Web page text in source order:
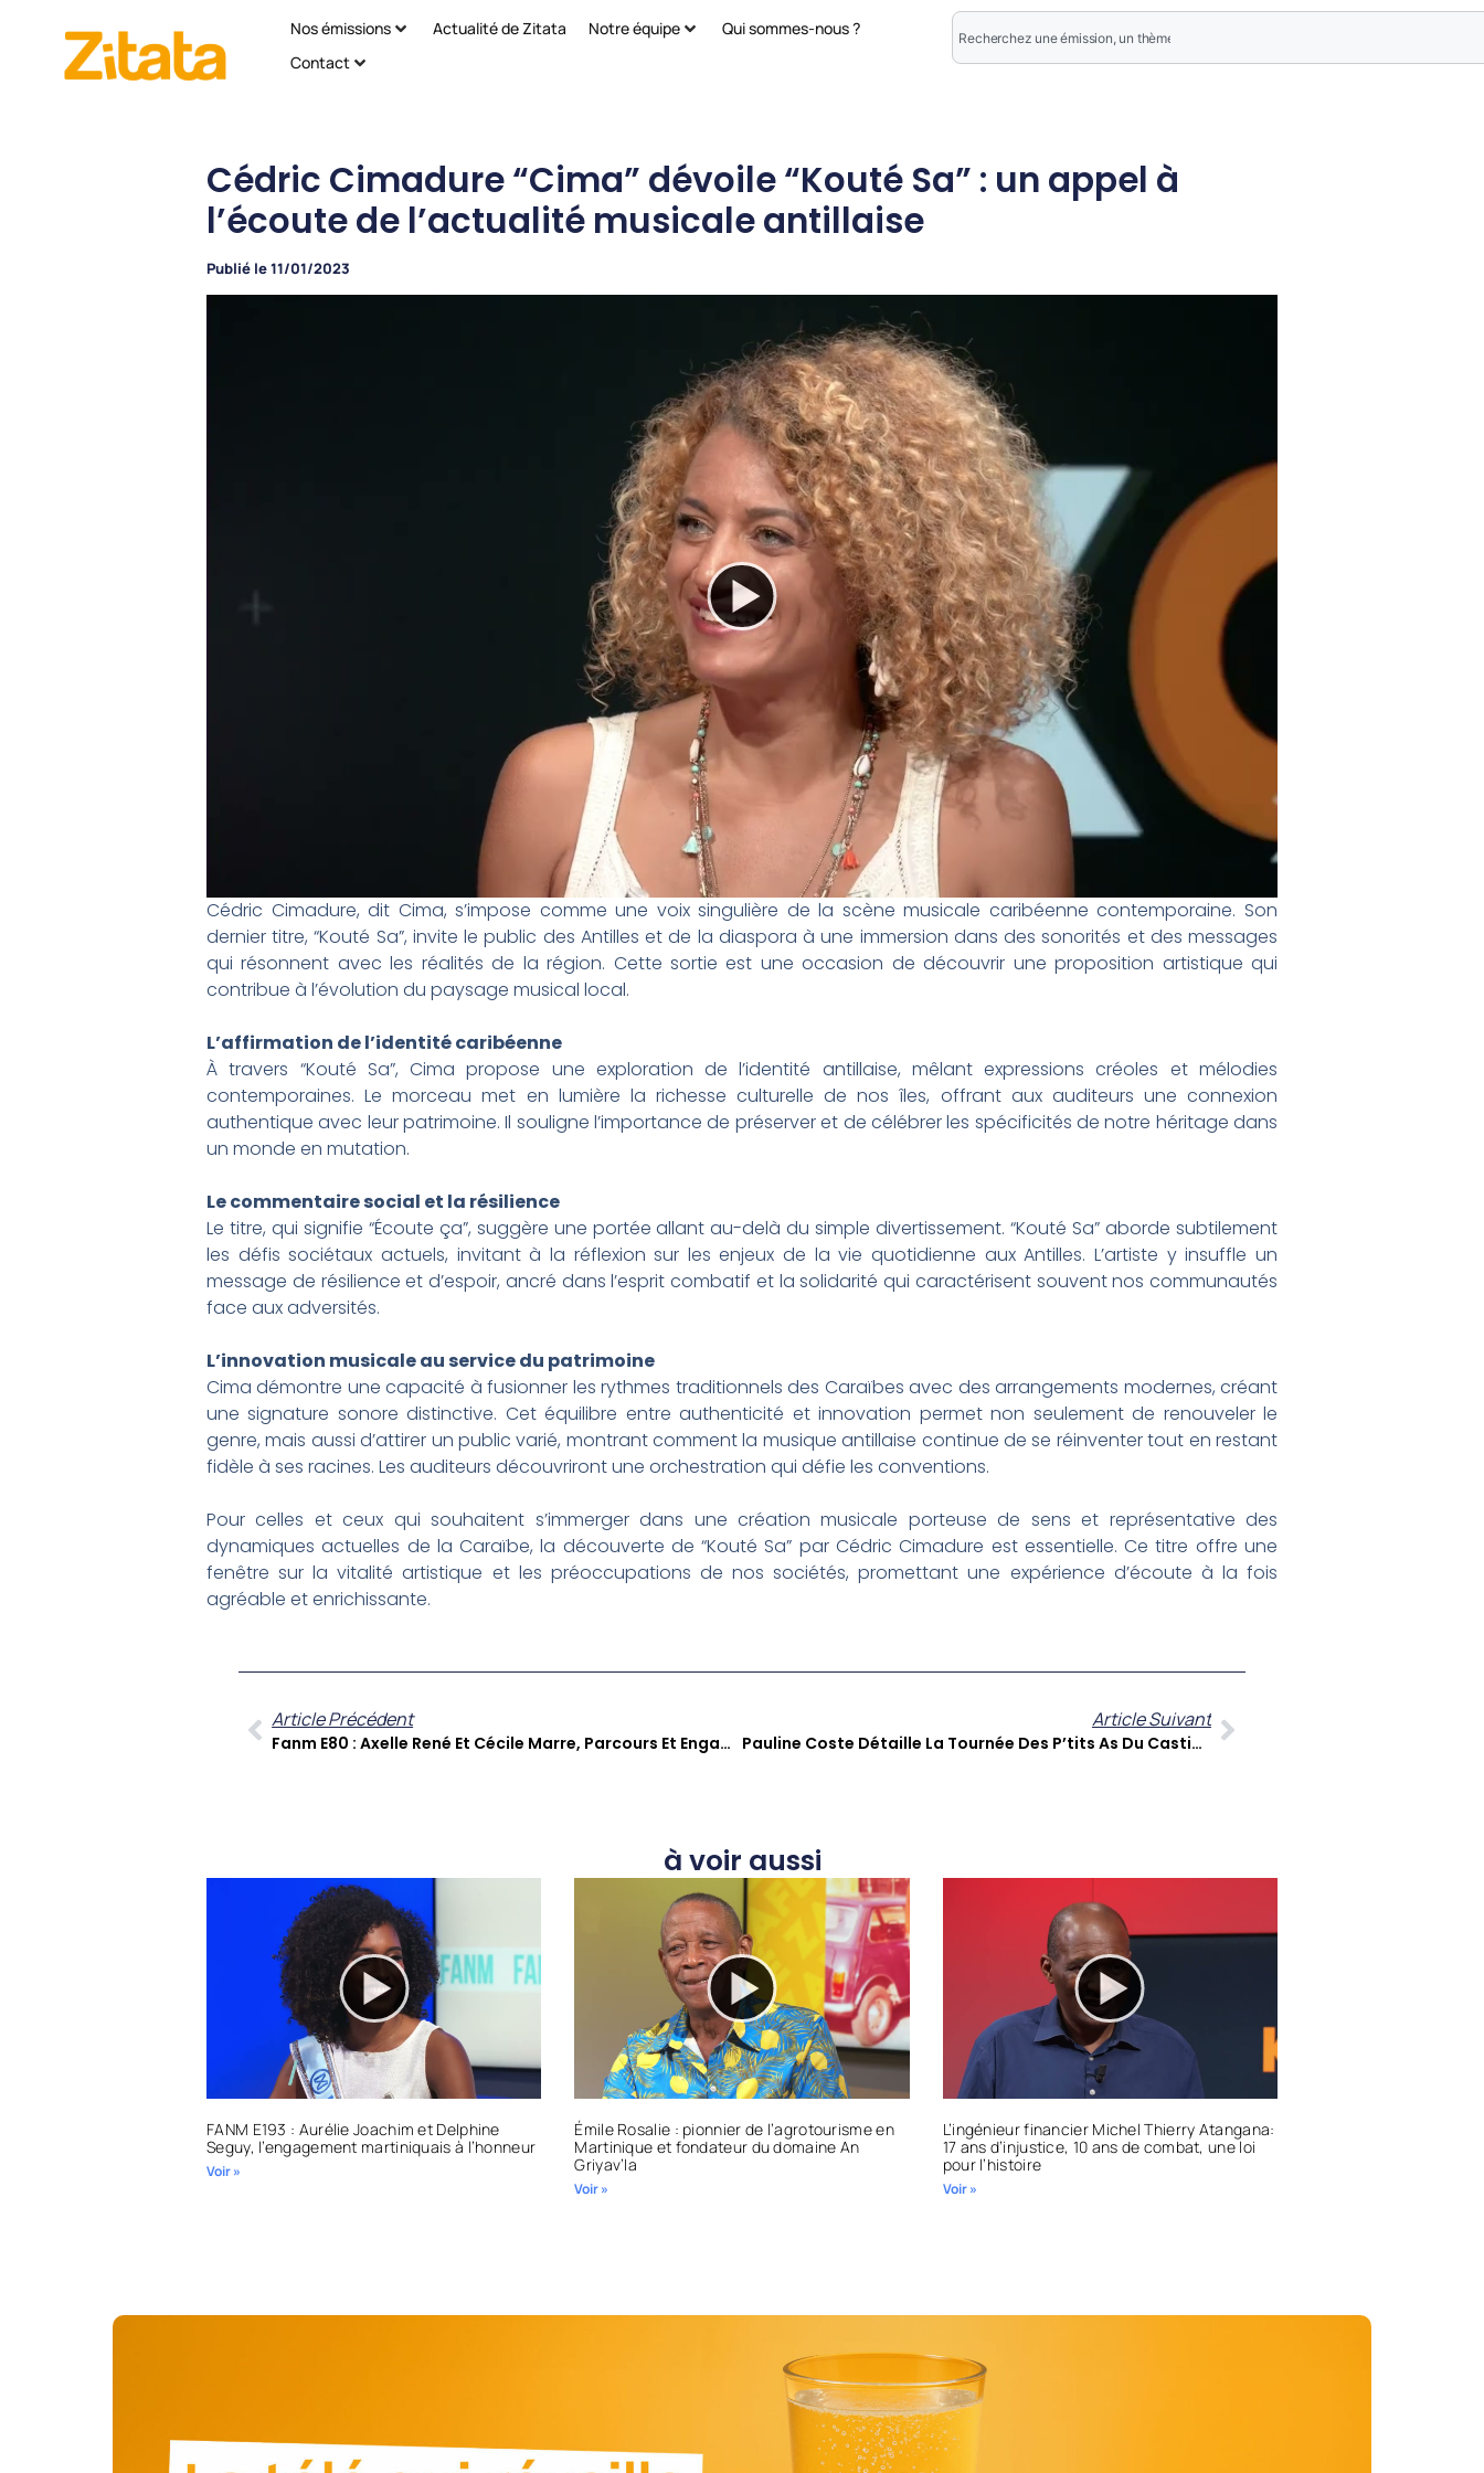
Nos émissions Actualité de Zitata Notre équipe
Qui sommes-nous ?
Contact
Cédric Cimadure “Cima” dévoile “Kouté Sa” : un appel à
l’écoute de l’actualité musicale antillaise
Publié le11/01/2023
Cédric Cimadure, dit Cima, s’impose comme une voix singulière de la scène musicale caribéenne contemporaine. Son
dernier titre, “Kouté Sa”, invite le public des Antilles et de la diaspora à une immersion dans des sonorités et des messages
qui résonnent avec les réalités de la région. Cette sortie est une occasion de découvrir une proposition artistique qui
contribue à l’évolution du paysage musical local.
L’affirmation de l’identité caribéenne
À travers “Kouté Sa”, Cima propose une exploration de l’identité antillaise, mêlant expressions créoles et mélodies
contemporaines. Le morceau met en lumière la richesse culturelle de nos îles, offrant aux auditeurs une connexion
authentique avec leur patrimoine. Il souligne l’importance de préserver et de célébrer les spécificités de notre héritage dans
un monde en mutation.
Le commentaire social et la résilience
Le titre, qui signifie “Écoute ça”, suggère une portée allant au-delà du simple divertissement. “Kouté Sa” aborde subtilement
les défis sociétaux actuels, invitant à la réflexion sur les enjeux de la vie quotidienne aux Antilles. L’artiste y insuffle un
message de résilience et d’espoir, ancré dans l’esprit combatif et la solidarité qui caractérisent souvent nos communautés
face aux adversités.
L’innovation musicale au service du patrimoine
Cima démontre une capacité à fusionner les rythmes traditionnels des Caraïbes avec des arrangements modernes, créant
une signature sonore distinctive. Cet équilibre entre authenticité et innovation permet non seulement de renouveler le
genre, mais aussi d’attirer un public varié, montrant comment la musique antillaise continue de se réinventer tout en restant
fidèle à ses racines. Les auditeurs découvriront une orchestration qui défie les conventions.
Pour celles et ceux qui souhaitent s’immerger dans une création musicale porteuse de sens et représentative des
dynamiques actuelles de la Caraïbe, la découverte de “Kouté Sa” par Cédric Cimadure est essentielle. Ce titre offre une
fenêtre sur la vitalité artistique et les préoccupations de nos sociétés, promettant une expérience d’écoute à la fois
agréable et enrichissante.
Article Précédent
Fanm E80 : Axelle René Et Cécile Marre, Parcours Et Engagement Féminins
Article Suivant
Pauline Coste Détaille La Tournée Des P’tits As Du Casting : Opportunités Et Défis Pour La Jeunesse Caribéenne
à voir aussi
FANM E193 : Aurélie Joachim et Delphine
Seguy, l’engagement martiniquais à l’honneur
Voir »
Émile Rosalie : pionnier de l’agrotourisme en
Martinique et fondateur du domaine An
Griyav’la
Voir »
L’ingénieur financier Michel Thierry Atangana:
17 ans d’injustice, 10 ans de combat, une loi
pour l’histoire
Voir »